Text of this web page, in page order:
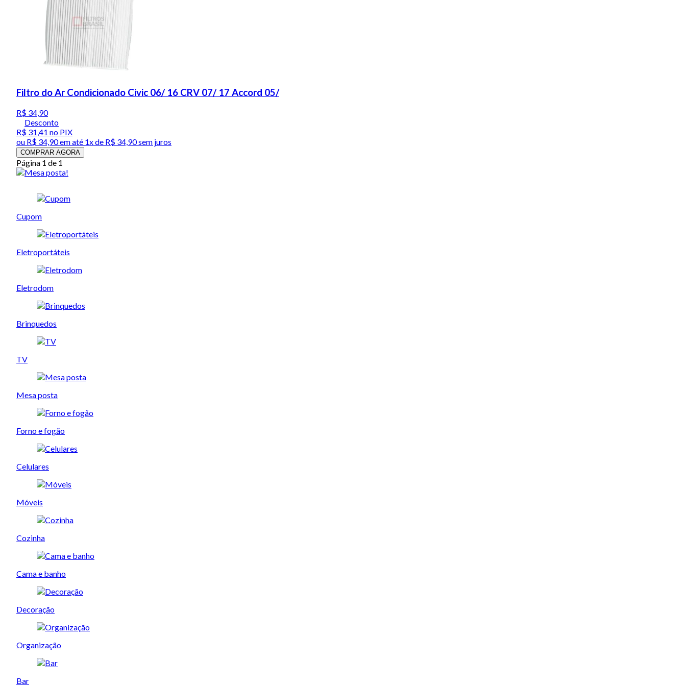
Filtro do Ar Condicionado Civic 06/ 16 CRV 07/ 17 Accord 05/
R$ 34,90
Desconto
R$ 31,41 no PIX
ou R$ 34,90em até 1x de R$ 34,90sem juros
COMPRAR AGORA
Página 1 de 1
Cupom
Eletroportáteis
Eletrodom
Brinquedos
TV
Mesa posta
Forno e fogão
Celulares
Móveis
Cozinha
Cama e banho
Decoração
Organização
Bar